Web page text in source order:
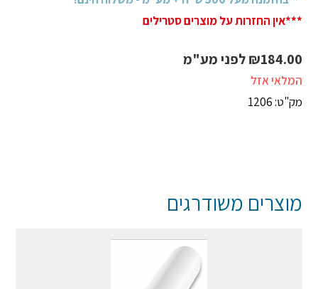
***אין החזרות על מוצרים סטרילים
₪184.00 לפני מע"מ
המלאי אזל
מק"ט: 1206
מוצרים משודרגים